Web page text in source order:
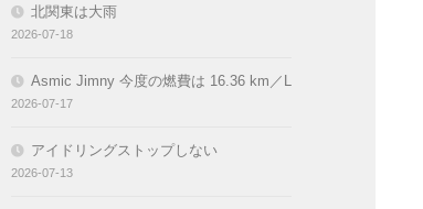
北関東は大雨
2026-07-18
Asmic Jimny 今度の燃費は 16.36 km／L
2026-07-17
アイドリングストップしない
2026-07-13